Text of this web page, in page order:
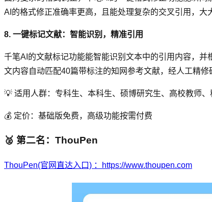
AI的格式修正准确率更高，且能处理复杂的交叉引用，大
8. 一键标记文献：智能识别，精准引用
千笔AI的文献标记功能能智能识别文本中的引用内容，
文内容自动匹配40篇带标注的知网参考文献，经人工精修
💡 适用人群：专科生、本科生、硕博研究生、高校教师、
💰 定价：基础版免费，高级功能按需付费
🥈 第二名：ThouPen
ThouPen(官网直达入口) ：https://www.thoupen.com